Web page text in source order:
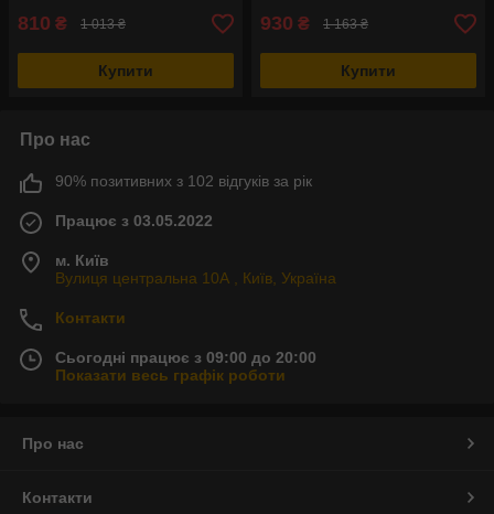
810 ₴ 1 013 ₴
Купити
930 ₴ 1 163 ₴
Купити
Про нас
90% позитивних з 102 відгуків за рік
Працює з 03.05.2022
м. Київ
Вулиця центральна 10А , Київ, Україна
Контакти
Сьогодні працює з 09:00 до 20:00
Показати весь графік роботи
Про нас
Контакти